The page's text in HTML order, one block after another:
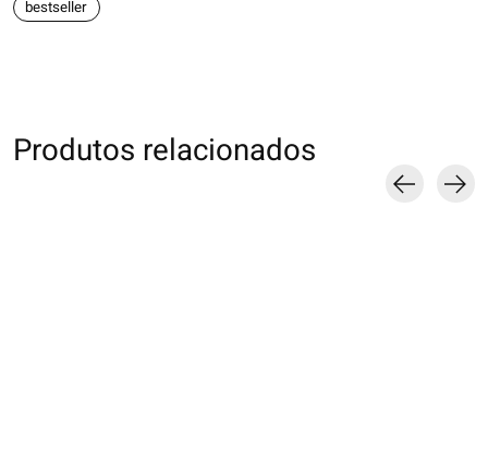
bestseller
Produtos relacionados